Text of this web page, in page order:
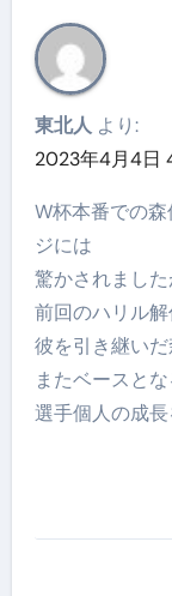
東北人 より:
2023年4月4日
W杯本番での
ジには
驚かされました
前回のハリル
彼を引き継いだ
またベースと
選手個人の成長